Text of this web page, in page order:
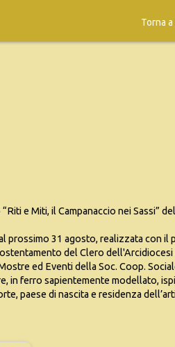
Torna
e Miti, il Campanaccio nei Sassi”
prossimo 31 agosto, realizzata con il
del Clero dell'Arcidiocesi
ed Eventi della Soc. Coop.
in ferro sapientemente modellato,
paese di nascita e residenza